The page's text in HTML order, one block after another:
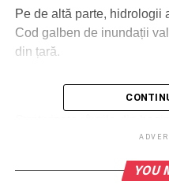
Pe de altă parte, hidrologii
Cod galben de inundații
din țară.
Gorj), Jiu (judeţul Dolj),
Olt (judeţele: Vâlcea şi
Vâlcea), Ialomiţa
YOU